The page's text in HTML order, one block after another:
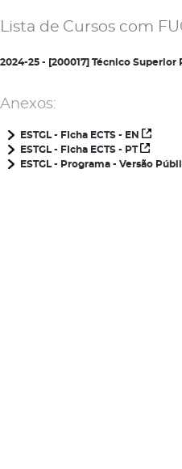
Lista de Cursos com
2024-25 - [200017] Técnico
Anexos:
ESTGL - FIcha ECTS - EN
ESTGL - FIcha ECTS - PT
ESTGL - Programa - Versão